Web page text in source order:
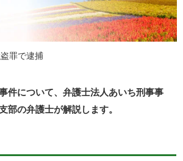
罪で逮捕
件について、弁護士法人あいち刑事事
部の弁護士が解説します。